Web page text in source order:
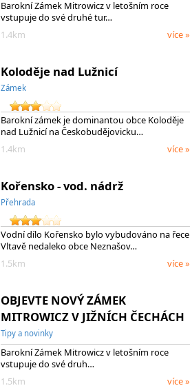
Barokní Zámek Mitrowicz v letošním roce
vstupuje do své druhé tur…
1.4km
více »
Koloděje nad Lužnicí
Zámek
Barokní zámek je dominantou obce Koloděje
nad Lužnicí na Českobudějovicku…
1.4km
více »
Kořensko - vod. nádrž
Přehrada
Vodní dílo Kořensko bylo vybudováno na řece
Vltavě nedaleko obce Neznašov…
1.5km
více »
OBJEVTE NOVÝ ZÁMEK
MITROWICZ V JIŽNÍCH ČECHÁCH
Tipy a novinky
Barokní Zámek Mitrowicz v letošním roce
vstupuje do své druh…
1.5km
více »